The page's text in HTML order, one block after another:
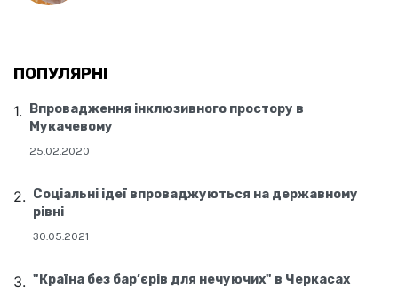
ПОПУЛЯРНІ
Впровадження інклюзивного простору в
Мукачевому
25.02.2020
Соціальні ідеї впроваджуються на державному
рівні
30.05.2021
"Країна без бар’єрів для нечуючих" в Черкасах